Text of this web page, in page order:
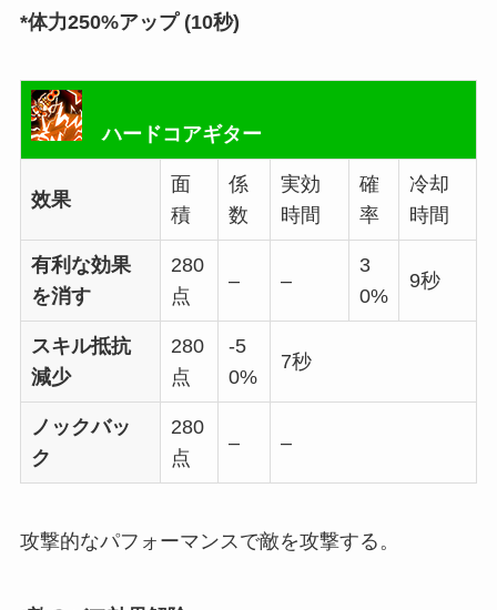
*体力250%アップ (10秒)
ハードコアギター
效果
面
積
係
数
実効
時間
確
率
冷却
時間
有利な効果
を消す
280
点
– –
3
0%
9秒
スキル抵抗
減少
280
点
-5
0%
7秒
ノックバッ
ク
280
点
– –
攻撃的なパフォーマンスで敵を攻撃する。